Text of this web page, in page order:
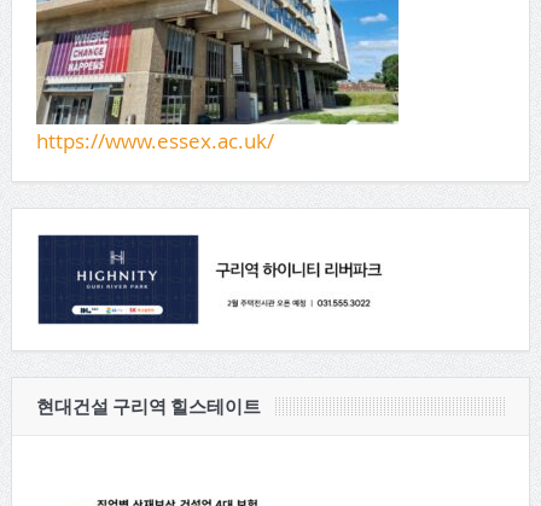
https://www.essex.ac.uk/
현대건설 구리역 힐스테이트